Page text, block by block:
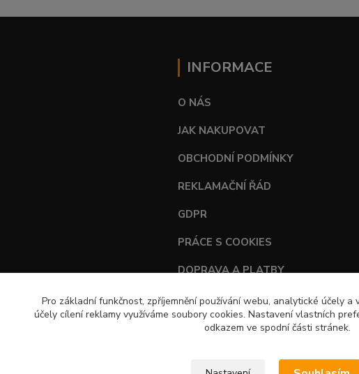
INFORMACE
O NÁS
JAK NAKUPOVAT
OBCHODNÍ PODMÍNKY
REKLAMAČNÍ ŘÁD
GDPR
PRÁCE S COOKIES
DOPRAVA A PLATBY
TABULKY VELIKOSTÍ
Pro základní funkčnost, zpříjemnění používání webu, analytické účely
účely cílení reklamy využíváme soubory cookies. Nastavení vlastních
odkazem ve spodní části stránek.